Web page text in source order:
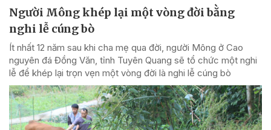
Người Mông khép lại một vòng đời bằng
nghi lễ cúng bò
Ít nhất 12 năm sau khi cha mẹ qua đời, người Mông ở Cao
nguyên đá Đồng Văn, tỉnh Tuyên Quang sẽ tổ chức một nghi
lễ để khép lại trọn vẹn một vòng đời là nghi lễ cúng bò